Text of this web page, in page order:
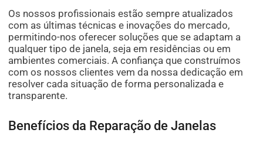
Os nossos profissionais estão sempre atualizados
com as últimas técnicas e inovações do mercado,
permitindo-nos oferecer soluções que se adaptam a
qualquer tipo de janela, seja em residências ou em
ambientes comerciais. A confiança que construímos
com os nossos clientes vem da nossa dedicação em
resolver cada situação de forma personalizada e
transparente.
Benefícios da Reparação de Janelas